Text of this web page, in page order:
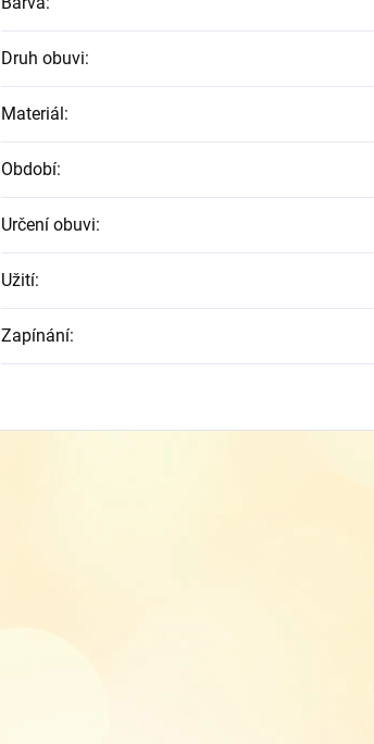
Druh obuvi:
Materiál:
Období:
Určení obuvi:
Užití:
Zapínání: